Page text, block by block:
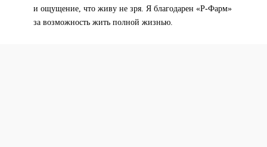
и ощущение, что живу не зря. Я благодарен «Р-Фарм»
за возможность жить полной жизнью.